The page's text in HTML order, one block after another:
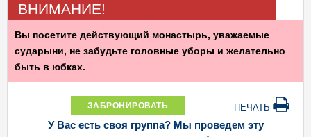
ВНИМАНИЕ!
Вы посетите действующий монастырь, уважаемые
сударыни, не забудьте головные уборы и желательно
быть в юбках.
ЗАБРОНИРОВАТЬ ПЕЧАТЬ
У Вас есть своя группа? Мы проведем эту